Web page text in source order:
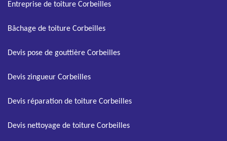
Entreprise de toiture Corbeilles
Bâchage de toiture Corbeilles
Devis pose de gouttière Corbeilles
Devis zingueur Corbeilles
Devis réparation de toiture Corbeilles
Devis nettoyage de toiture Corbeilles